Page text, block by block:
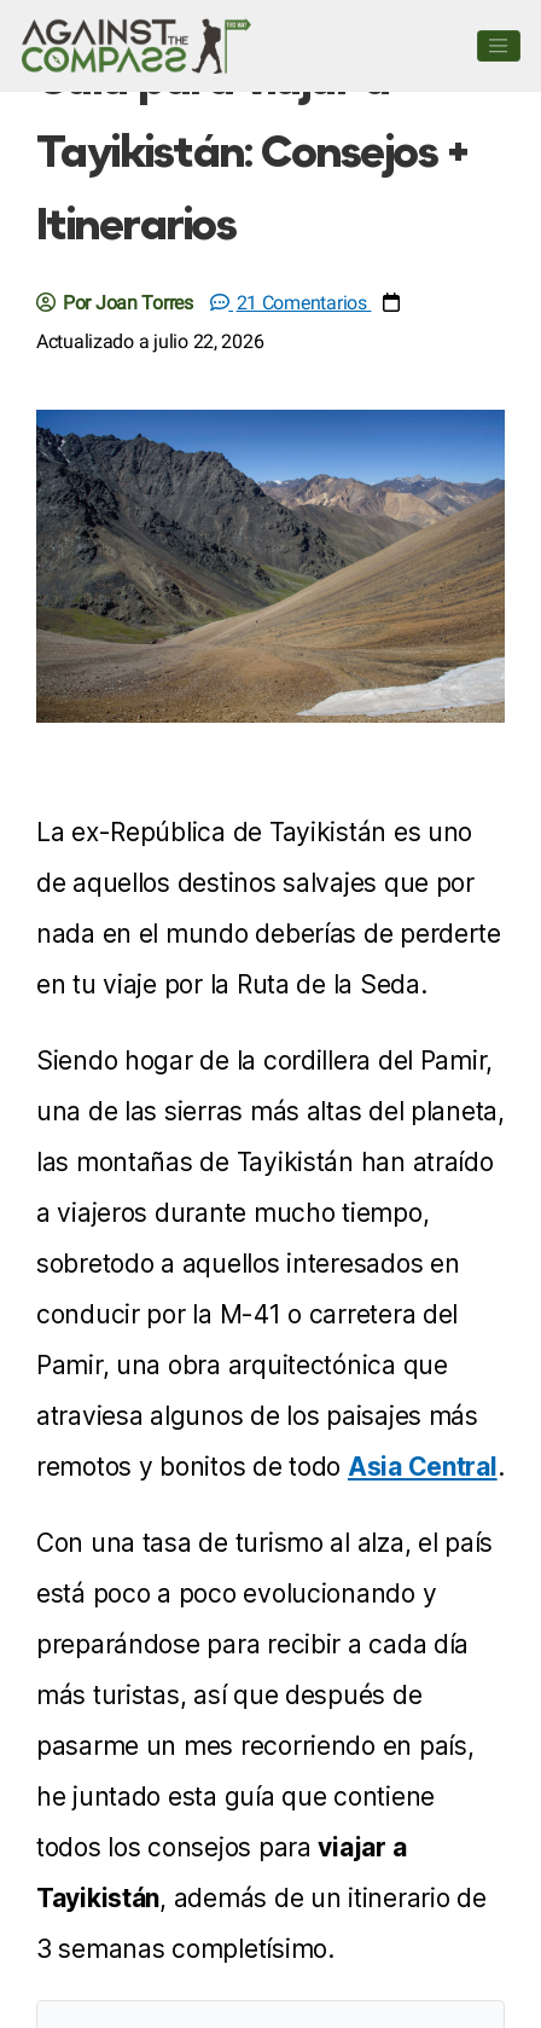
Guía para viajar a
Tayikistán: Consejos +
Itinerarios
Por Joan Torres
21 Comentarios
Actualizado a julio 22, 2026
La ex-República de Tayikistán es uno
de aquellos destinos salvajes que por
nada en el mundo deberías de perderte
en tu viaje por la Ruta de la Seda.
Siendo hogar de la cordillera del Pamir,
una de las sierras más altas del planeta,
las montañas de Tayikistán han atraído
a viajeros durante mucho tiempo,
sobretodo a aquellos interesados en
conducir por la M-41 o carretera del
Pamir, una obra arquitectónica que
atraviesa algunos de los paisajes más
remotos y bonitos de todo Asia Central.
Con una tasa de turismo al alza, el país
está poco a poco evolucionando y
preparándose para recibir a cada día
más turistas, así que después de
pasarme un mes recorriendo en país,
he juntado esta guía que contiene
todos los consejos paraviajar a
Tayikistán, además de un itinerario de
3 semanas completísimo.